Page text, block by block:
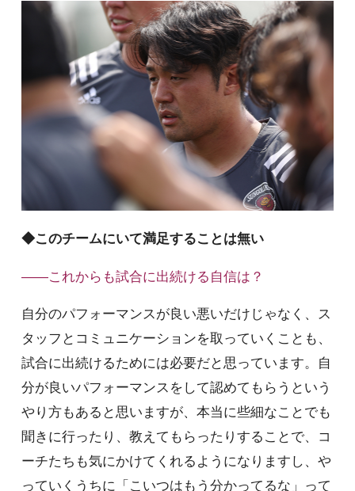
◆このチームにいて満足することは無い
――これからも試合に出続ける自信は？
自分のパフォーマンスが良い悪いだけじゃなく、ス
タッフとコミュニケーションを取っていくことも、
試合に出続けるためには必要だと思っています。自
分が良いパフォーマンスをして認めてもらうという
やり方もあると思いますが、本当に些細なことでも
聞きに行ったり、教えてもらったりすることで、コ
ーチたちも気にかけてくれるようになりますし、や
っていくうちに「こいつはもう分かってるな」って